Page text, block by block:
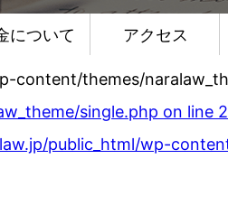
について アクセス
content/themes/
single.php on line
public_html/wp-